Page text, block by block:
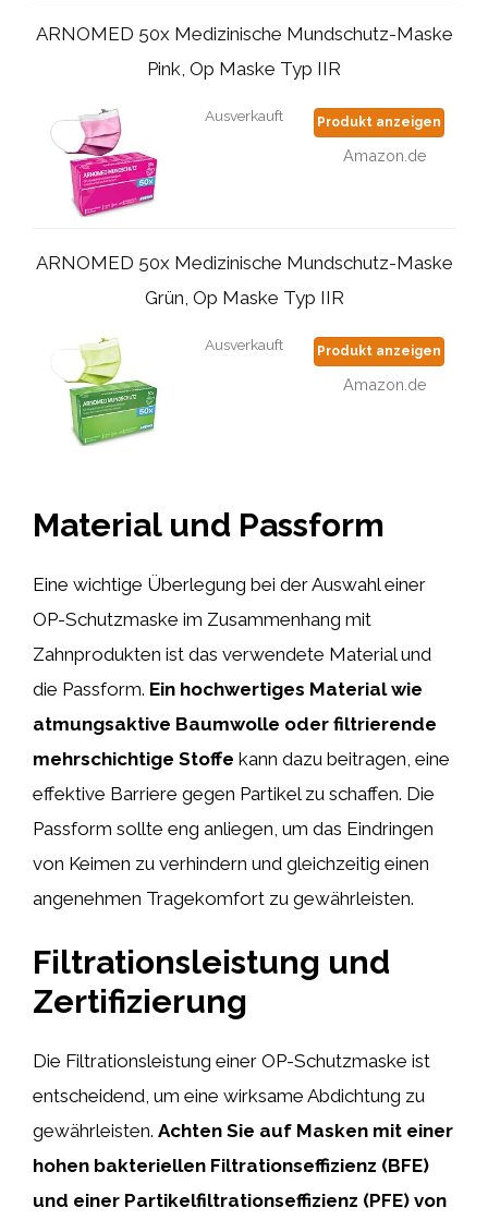
ARNOMED 50x Medizinische Mundschutz-Maske
Pink, Op Maske Typ IIR
Ausverkauft Produkt anzeigen
Amazon.de
ARNOMED 50x Medizinische Mundschutz-Maske
Grün, Op Maske Typ IIR
Ausverkauft Produkt anzeigen
Amazon.de
Material und Passform
Eine wichtige Überlegung bei der Auswahl einer
OP-Schutzmaske im Zusammenhang mit
Zahnprodukten ist das verwendete Material und
die Passform. Ein hochwertiges Material wie
atmungsaktive Baumwolle oder filtrierende
mehrschichtige Stoffe kann dazu beitragen, eine
effektive Barriere gegen Partikel zu schaffen. Die
Passform sollte eng anliegen, um das Eindringen
von Keimen zu verhindern und gleichzeitig einen
angenehmen Tragekomfort zu gewährleisten.
Filtrationsleistung und
Zertifizierung
Die Filtrationsleistung einer OP-Schutzmaske ist
entscheidend, um eine wirksame Abdichtung zu
gewährleisten. Achten Sie auf Masken mit einer
hohen bakteriellen Filtrationseffizienz (BFE)
und einer Partikelfiltrationseffizienz (PFE) von